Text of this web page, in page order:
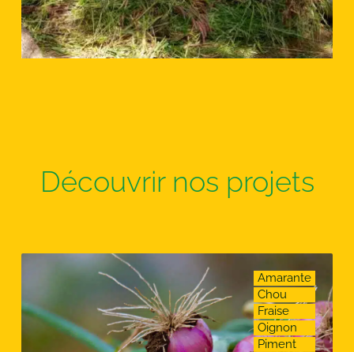
Découvrir nos projets
Amarante
Chou
Fraise
Oignon
Piment